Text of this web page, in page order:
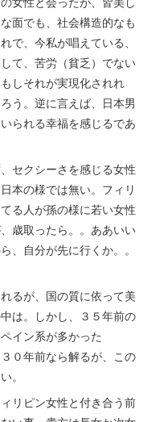
面でも、社会構造的なも
で、今私が唱えている、
て、苦労（貧乏）でない
しそれが実現化されれ
う。逆に言えば、日本男
られる幸福を感じるであ
セクシーさを感じる女性
本の様では無い。フィリ
る人が孫の様に若い女性
歳取ったら。。ああいい
、自分が先に行くか。。
るが、国の質に依って美
は。しかし、３５年前の
イン系が多かった
０年前なら解るが、この
。
リピン女性と付き合う前